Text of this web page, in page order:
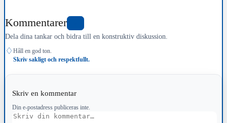
Kommentarer
Dela dina tankar och bidra till en konstruktiv diskussion.
♢ Håll en god ton.
Skriv sakligt och respektfullt.
Skriv en kommentar
Din e-postadress publiceras inte.
Kommentar